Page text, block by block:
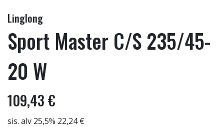
Linglong
Sport Master C/S 235/45-
20 W
109,43 €
sis. alv 25,5% 22,24 €